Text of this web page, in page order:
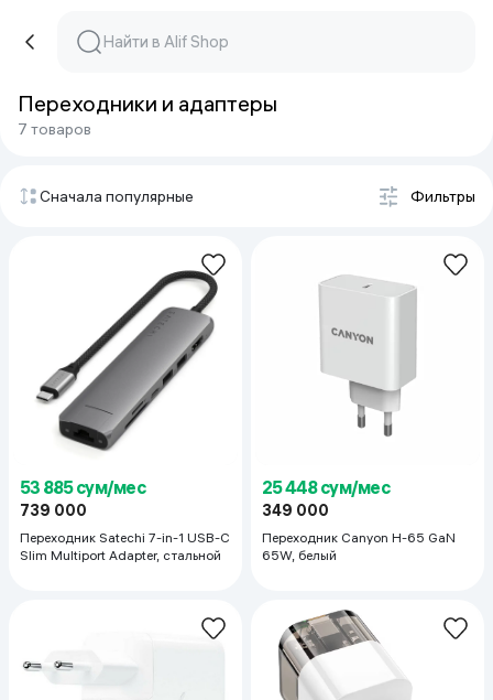
Переходники и адаптеры
7 товаров
Сначала популярные Фильтры
53 885 сум/мес
739 000
Переходник Satechi 7-in-1 USB-C
Slim Multiport Adapter, стальной
25 448 сум/мес
349 000
Переходник Canyon H-65 GaN
65W, белый